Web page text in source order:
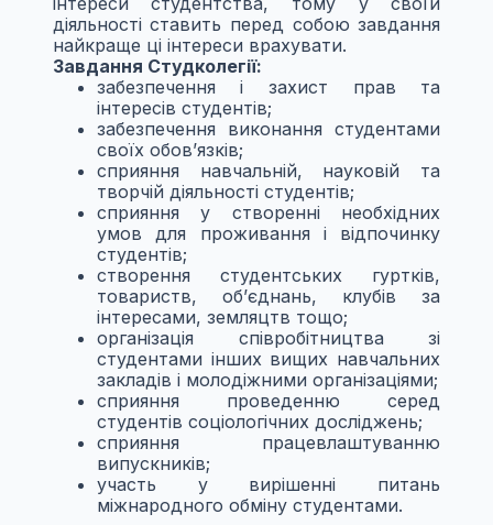
діяльності ставить перед собою завдання
найкраще ці інтереси врахувати.
Завдання Студколегії:
забезпечення і захист прав та
інтересів студентів;
забезпечення виконання студентами
своїх обов’язків;
сприяння навчальній, науковій та
творчій діяльності студентів;
сприяння у створенні необхідних
умов для проживання і відпочинку
студентів;
створення студентських гуртків,
товариств, об’єднань, клубів за
інтересами, земляцтв тощо;
організація співробітництва зі
студентами інших вищих навчальних
закладів і молодіжними організаціями;
сприяння проведенню серед
студентів соціологічних досліджень;
сприяння працевлаштуванню
випускників;
участь у вирішенні питань
міжнародного обміну студентами.